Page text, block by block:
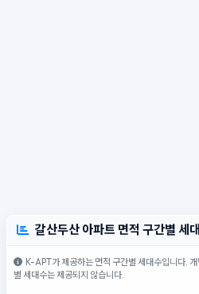
갈산두산 아파트 면적 구간별 세
K-APT가 제공하는 면적 구간별 세대수입니다.
별 세대수는 제공되지 않습니다.